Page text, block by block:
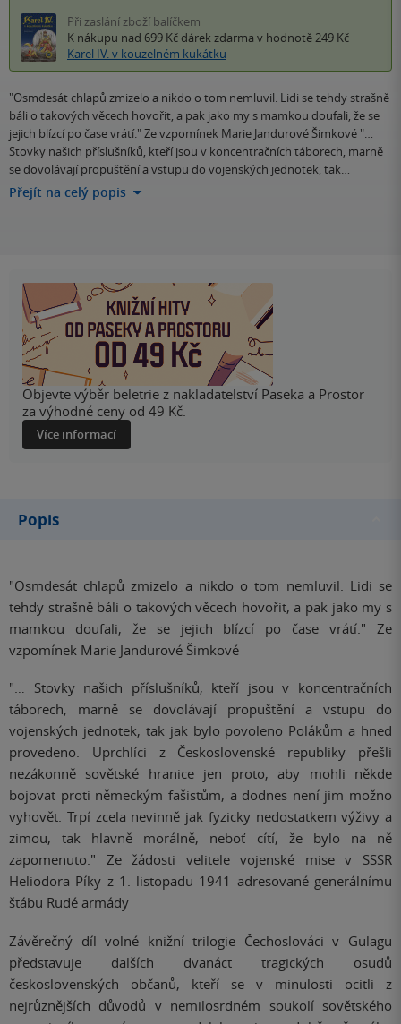
Při zaslání zboží balíčkem
K nákupu nad 699 Kč dárek zdarma v hodnotě 249 Kč
Karel IV. v kouzelném kukátku
"Osmdesát chlapů zmizelo a nikdo o tom nemluvil. Lidi se tehdy strašně
báli o takových věcech hovořit, a pak jako my s mamkou doufali, že se
jejich blízcí po čase vrátí." Ze vzpomínek Marie Jandurové Šimkové "…
Stovky našich příslušníků, kteří jsou v koncentračních táborech, marně
se dovolávají propuštění a vstupu do vojenských jednotek, tak…
Přejít na celý popis
Objevte výběr beletrie z nakladatelství Paseka a Prostor
za výhodné ceny od 49 Kč.
Více informací
Popis
"Osmdesát chlapů zmizelo a nikdo o tom nemluvil. Lidi se
tehdy strašně báli o takových věcech hovořit, a pak jako my s
mamkou doufali, že se jejich blízcí po čase vrátí." Ze
vzpomínek Marie Jandurové Šimkové
"… Stovky našich příslušníků, kteří jsou v koncentračních
táborech, marně se dovolávají propuštění a vstupu do
vojenských jednotek, tak jak bylo povoleno Polákům a hned
provedeno. Uprchlíci z Československé republiky přešli
nezákonně sovětské hranice jen proto, aby mohli někde
bojovat proti německým fašistům, a dodnes není jim možno
vyhovět. Trpí zcela nevinně jak fyzicky nedostatkem výživy a
zimou, tak hlavně morálně, neboť cítí, že bylo na ně
zapomenuto." Ze žádosti velitele vojenské mise v SSSR
Heliodora Píky z 1. listopadu 1941 adresované generálnímu
štábu Rudé armády
Závěrečný díl volné knižní trilogie Čechoslováci v Gulagu
představuje dalších dvanáct tragických osudů
československých občanů, kteří se v minulosti ocitli z
nejrůznějších důvodů v nemilosrdném soukolí sovětského